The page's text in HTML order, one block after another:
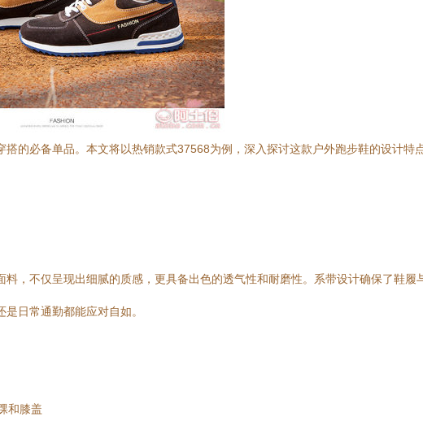
的必备单品。本文将以热销款式37568为例，深入探讨这款户外跑步鞋的设计特
，不仅呈现出细腻的质感，更具备出色的透气性和耐磨性。系带设计确保了鞋履
日常通勤都能应对自如。
和膝盖